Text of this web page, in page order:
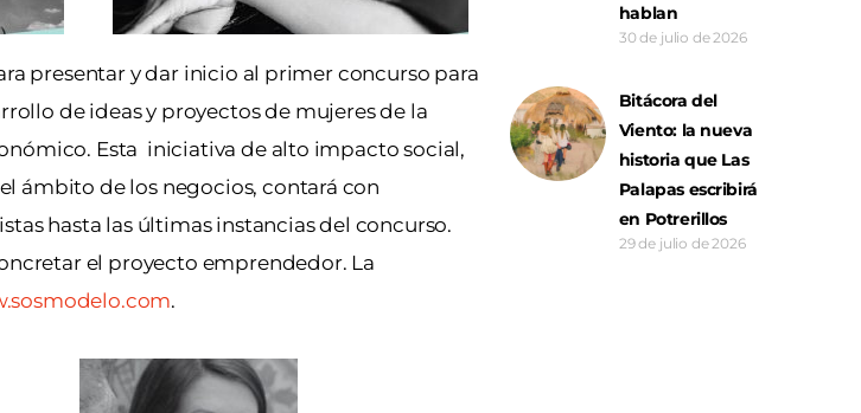
presentar y dar inicio al primer concurso para
de ideas y proyectos de mujeres de la
Esta iniciativa de alto impacto social,
ámbito de los negocios, contará con
hasta las últimas instancias del concurso.
el proyecto emprendedor. La
.
hablan
30 de julio de 2026
Bitácora del
Viento: la nueva
historia que Las
Palapas escribirá
en Potrerillos
29 de julio de 2026